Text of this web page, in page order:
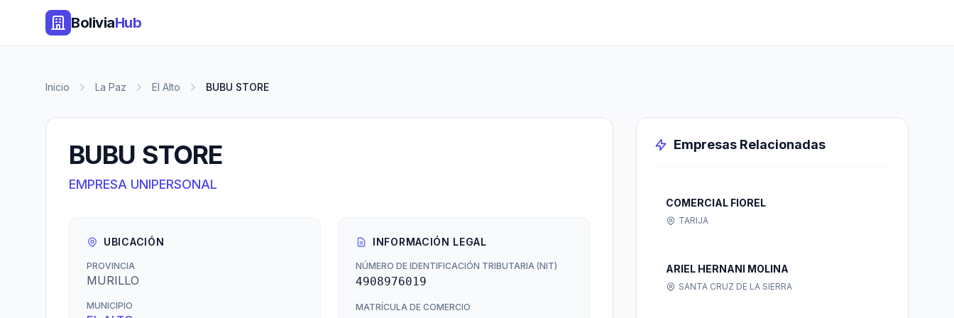
BoliviaHub
Inicio La Paz El Alto BUBU STORE
BUBU STORE
EMPRESA UNIPERSONAL
UBICACIÓN
PROVINCIA
MURILLO
MUNICIPIO
INFORMACIÓN LEGAL
NÚMERO DE IDENTIFICACIÓN TRIBUTARIA (NIT)
4908976019
MATRÍCULA DE COMERCIO
Empresas Relacionadas
COMERCIAL FIOREL
TARIJA
ARIEL HERNANI MOLINA
SANTA CRUZ DE LA SIERRA